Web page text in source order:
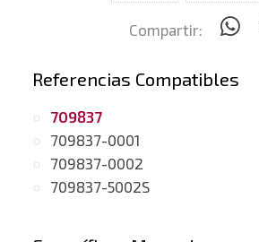
Compartir:
Referencias Compatibles
709837
709837-0001
709837-0002
709837-5002S